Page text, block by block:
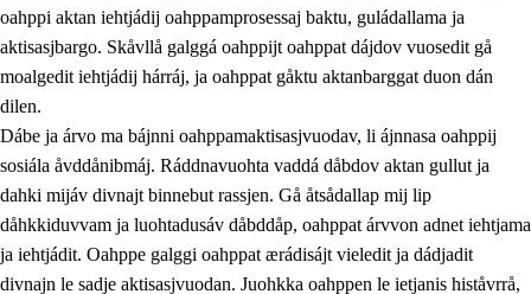
3.3 Aktisasjbarggo sijda ja skåvlå gaskan
3.4 Åhpadus åhpadusvidnudagán ja barggoiellemin
oahppi aktan iehtjádij oahppamprosessaj baktu, guládallama ja
aktisasjbargo. Skåvllå galggá oahppijt oahppat dájdov vuosedit gå
moalgedit iehtjádij hárráj, ja oahppat gåktu aktanbarggat duon dán
dilen.
Dábe ja árvo ma bájnni oahppamaktisasjvuodav, li ájnnasa oahppij
sosiála åvddånibmáj. Ráddnavuohta vaddá dåbdov aktan gullut ja
dahki mijáv divnajt binnebut rassjen. Gå åtsådallap mij lip
dåhkkiduvvam ja luohtadusáv dåbddåp, oahppat árvvon adnet iehtjama
ja iehtjádit. Oahppe galggi oahppat ærádisájt vieledit ja dádjadit
divnajn le sadje aktisasjvuodan. Juohkka oahppen le ietjanis histåvrrå,